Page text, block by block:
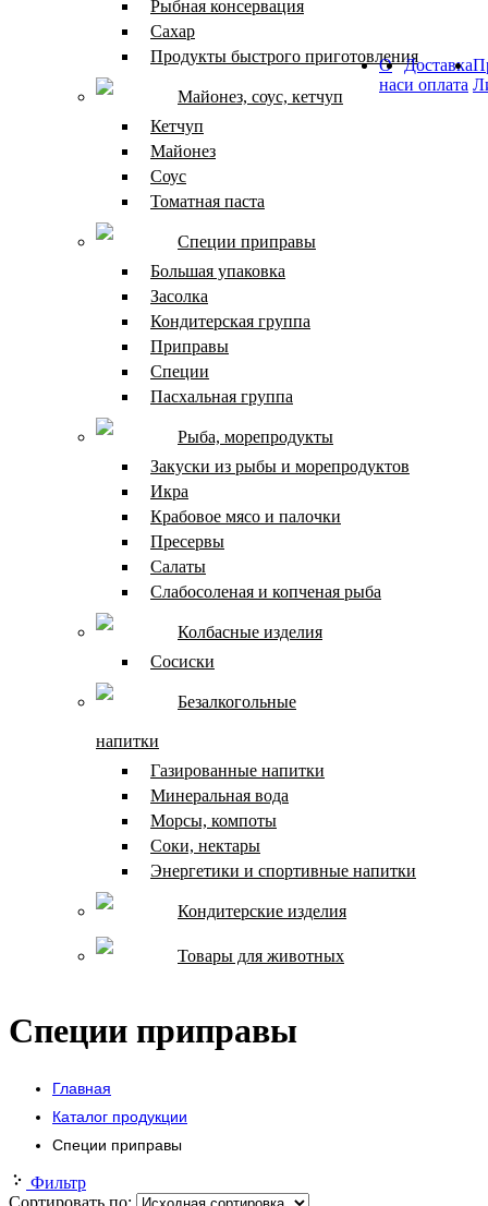
Рыбная консервация
Сахар
Продукты быстрого приготовления
Майонез, соус, кетчуп
Кетчуп
Майонез
Соус
Томатная паста
Специи приправы
Большая упаковка
Засолка
Кондитерская группа
Приправы
Специи
Пасхальная группа
Рыба, морепродукты
Закуски из рыбы и морепродуктов
Икра
Крабовое мясо и палочки
Пресервы
Салаты
Слабосоленая и копченая рыба
Колбасные изделия
Сосиски
Безалкогольные
напитки
Газированные напитки
Минеральная вода
Морсы, компоты
Соки, нектары
Энергетики и спортивные напитки
Кондитерские изделия
Товары для животных
О
нас
Доставка
и оплата
Специи приправы
Главная
Каталог продукции
Специи приправы
Фильтр
Сортировать по: